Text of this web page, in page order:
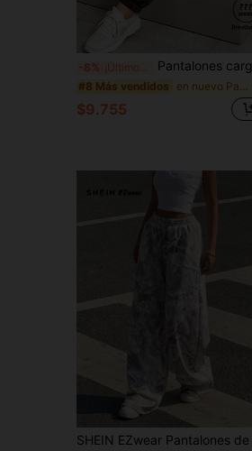
-8% Pantalones cargo de mujer con estampado de camuflaje, cintura con cordón y puños, tela tejida larga, con bolsillos, perfectos para crear un look de estilo callejero
#8 Más vendidos
$9.755